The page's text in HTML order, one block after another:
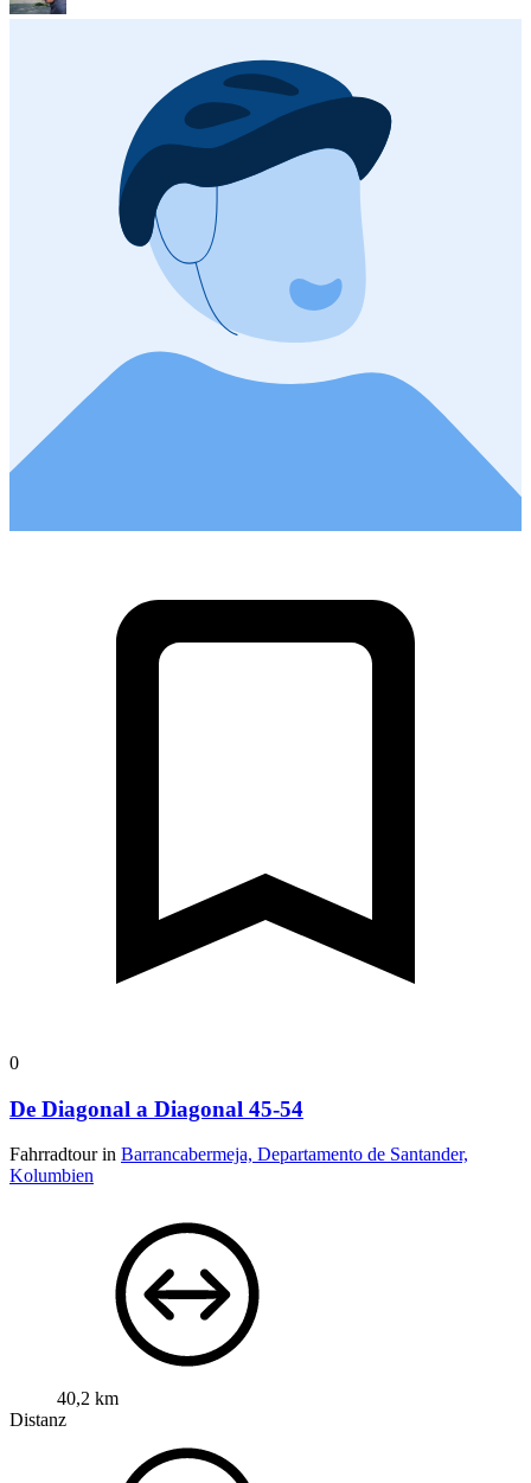
0
De Diagonal a Diagonal 45-54
Fahrradtour in Barrancabermeja, Departamento de Santander,
Kolumbien
40,2 km
Distanz